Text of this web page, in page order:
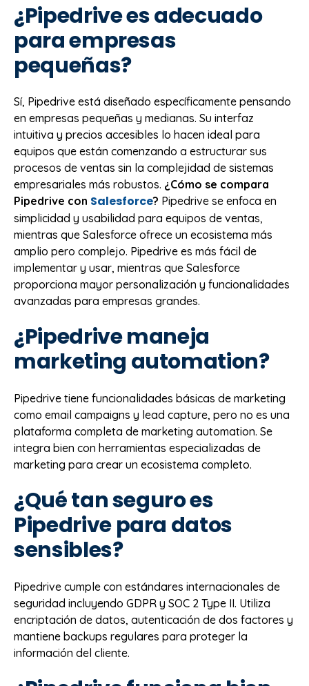
¿Pipedrive es adecuado
para empresas
pequeñas?
Sí, Pipedrive está diseñado específicamente pensando
en empresas pequeñas y medianas. Su interfaz
intuitiva y precios accesibles lo hacen ideal para
equipos que están comenzando a estructurar sus
procesos de ventas sin la complejidad de sistemas
empresariales más robustos. ¿Cómo se compara
Pipedrive con Salesforce? Pipedrive se enfoca en
simplicidad y usabilidad para equipos de ventas,
mientras que Salesforce ofrece un ecosistema más
amplio pero complejo. Pipedrive es más fácil de
implementar y usar, mientras que Salesforce
proporciona mayor personalización y funcionalidades
avanzadas para empresas grandes.
¿Pipedrive maneja
marketing automation?
Pipedrive tiene funcionalidades básicas de marketing
como email campaigns y lead capture, pero no es una
plataforma completa de marketing automation. Se
integra bien con herramientas especializadas de
marketing para crear un ecosistema completo.
¿Qué tan seguro es
Pipedrive para datos
sensibles?
Pipedrive cumple con estándares internacionales de
seguridad incluyendo GDPR y SOC 2 Type II. Utiliza
encriptación de datos, autenticación de dos factores y
mantiene backups regulares para proteger la
información del cliente.